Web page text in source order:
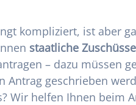
kompliziert, ist aber
staatliche
– dazu müssen
Antrag geschrieben
Wir helfen Ihnen beim